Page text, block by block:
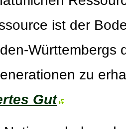
ist der
Württembergs
zu
Gut